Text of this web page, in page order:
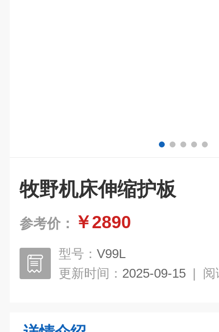
牧野机床伸缩护板
参考价： ￥2890
型号： V99L
更新时间： 2025-09-15 | 阅